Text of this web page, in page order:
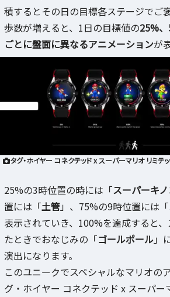
積するとその日の目標各ステージでご
歩数が増えると、1日の目標値の25%
ごとに盤面に異なるアニメーションが
タグ・ホイヤー コネクテッド x スーパーマリオ リミテ
25%の3時位置の時には「スーパーキ
置には「土管」、75%の9時位置には「
表示されていき、100%を達成すると
たときでおなじみの「ゴールポール」
演出になります。
このユニークでスペシャルなマリオの
グ・ホイヤー コネクテッド x スーパー